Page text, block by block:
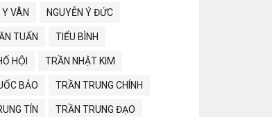
Y VÂN NGUYỄN Ý ĐỨC
TUẤN TIỂU BÌNH
HỘI TRẦN NHẬT KIM
BẢO TRẦN TRUNG CHÍNH
TÍN TRẦN TRUNG ĐẠO